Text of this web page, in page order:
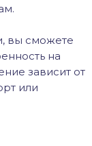
вы сможете
на
зависит от
или